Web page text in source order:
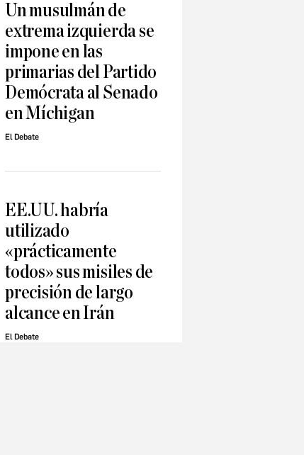
Un musulmán de
extrema izquierda se
impone en las
primarias del Partido
Demócrata al Senado
en Míchigan
El Debate
EE.UU. habría
utilizado
«prácticamente
todos» sus misiles de
precisión de largo
alcance en Irán
El Debate